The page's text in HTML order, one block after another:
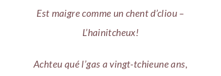
Est maigre comme un chent d’cliou –
L’hainitcheux!
Achteu qué l’gas a vingt-tchieune ans,